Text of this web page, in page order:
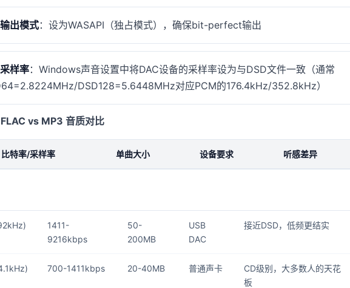
出模式：设为WASAPI（独占模式），确保bit-perfect输出
样率：Windows声音设置中将DAC设备的采样率设为与DSD文件一致（通常
DSD128=5.6448MHz对应PCM的176.4kHz/352.8kHz）
vs MP3 音质对比
比特率/采样率 单曲大小 设备要求 听感差异
1411-
9216kbps
50-
200MB
USB
DAC
接近DSD，低频更结实
700-1411kbps 20-40MB 普通声卡
CD级别，大多数人的天花
板